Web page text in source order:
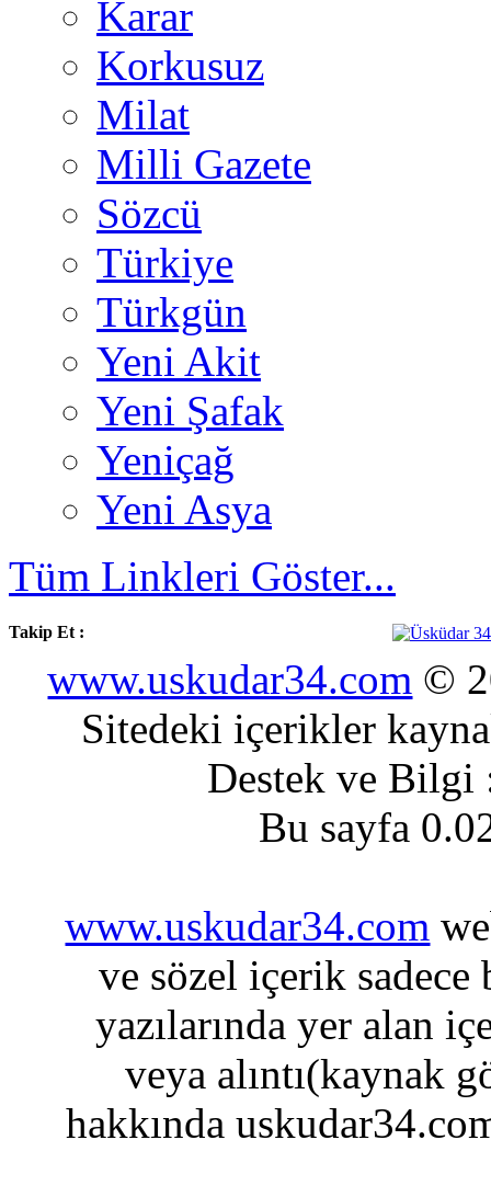
Karar
Korkusuz
Milat
Milli Gazete
Sözcü
Türkiye
Türkgün
Yeni Akit
Yeni Şafak
Yeniçağ
Yeni Asya
Tüm Linkleri Göster...
Takip Et :
www.uskudar34.com ©
Sitedeki içerikler
Destek ve
Bu sayfa
www.uskudar34.com
ve sözel içerik sadece
yazılarında yer alan
veya alıntı(kaynak
hakkında